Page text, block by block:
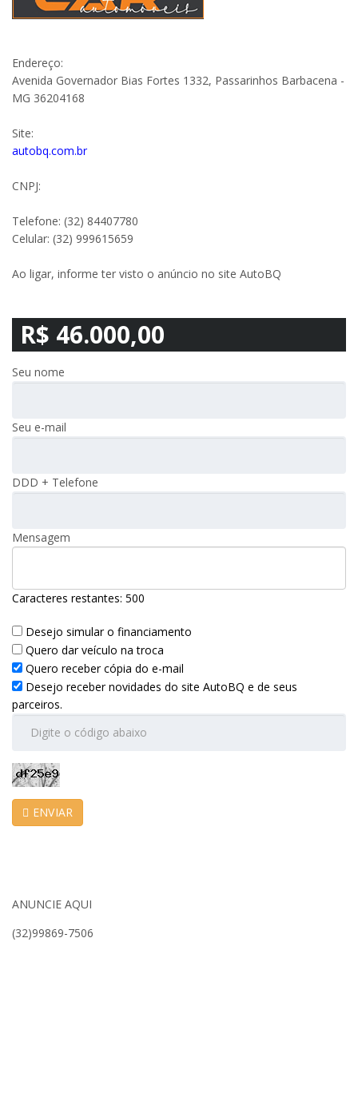
Endereço:
Avenida Governador Bias Fortes 1332, Passarinhos Barbacena -
MG 36204168
Site:
autobq.com.br
CNPJ:
Telefone: (32) 84407780
Celular: (32) 999615659
Ao ligar, informe ter visto o anúncio no site AutoBQ
R$ 46.000,00
Seu nome
Seu e-mail
DDD + Telefone
Mensagem
Caracteres restantes: 500
Desejo simular o financiamento
Quero dar veículo na troca
Quero receber cópia do e-mail
Desejo receber novidades do site AutoBQ e de seus
parceiros.
ENVIAR
ANUNCIE AQUI
(32)99869-7506